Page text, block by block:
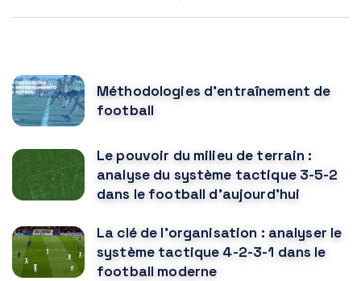
Méthodologies d'entraînement de
football
Le pouvoir du milieu de terrain :
analyse du système tactique 3-5-2
dans le football d'aujourd'hui
La clé de l'organisation : analyser le
système tactique 4-2-3-1 dans le
football moderne